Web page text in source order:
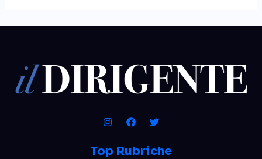
Top Rubriche